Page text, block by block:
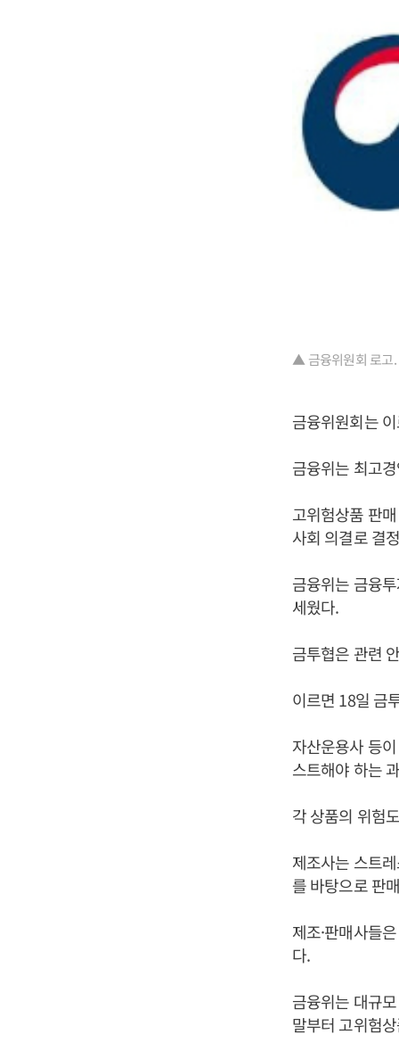
▲ 금융위원회 로고.
금융위원회는
금융위는 최고
고위험상품 판
사회 의결로 결
금융위는 금융
세웠다.
금투협은 관련
이르면 18일 금
자산운용사 등
스트해야 하는
각 상품의 위험
제조사는 스트
를 바탕으로 판
제조·판매사들
다.
금융위는 대규
말부터 고위험